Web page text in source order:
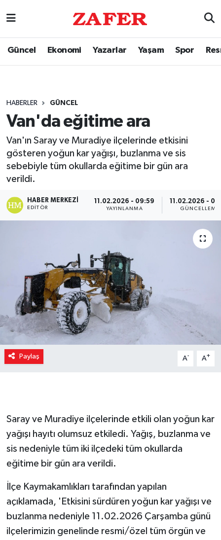
Güncel Ekonomi Yazarlar Yaşam Spor
HABERLER GÜNCEL
Van'da eğitime ara
Van'ın Saray ve Muradiye ilçelerinde etkisini
gösteren yoğun kar yağışı, buzlanma ve sis
sebebiyle tüm okullarda eğitime bir gün ara
verildi.
HABER MERKEZI
EDITÖR
11.02.2026 - 09:59
YAYINLANMA
11.02.2026 -
GÜNCELLEME
Paylaş A- A+
Saray ve Muradiye ilçelerinde etkili olan yoğun kar
yağışı hayıtı olumsuz etkiledi. Yağış, buzlanma ve
sis nedeniyle tüm iki ilçedeki tüm okullarda
eğitime bir gün ara verildi.
İlçe Kaymakamlıkları tarafından yapılan
açıklamada, 'Etkisini sürdüren yoğun kar yağışı ve
buzlanma nedeniyle 11.02.2026 Çarşamba günü
ilçelerimizin genelinde resmi/özel tüm örgün ve